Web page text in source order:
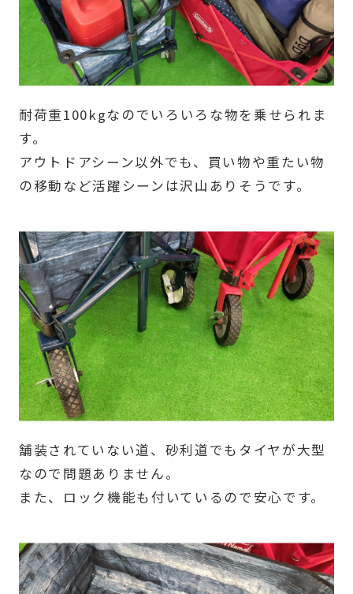
耐荷重100kgなのでいろいろな物を乗せられま
す。
アウトドアシーン以外でも、買い物や重たい物
の移動など活躍シーンは沢山ありそうです。
舗装されていない道、砂利道でもタイヤが大型
なので問題ありません。
また、ロック機能も付いているので安心です。